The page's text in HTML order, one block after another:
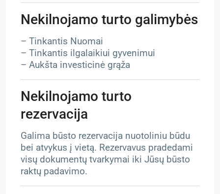
Nekilnojamo turto galimybės
– Tinkantis Nuomai
– Tinkantis ilgalaikiui gyvenimui
– Aukšta investicinė grąža
Nekilnojamo turto
rezervacija
Galima būsto rezervacija nuotoliniu būdu
bei atvykus į vietą. Rezervavus pradedami
visų dokumentų tvarkymai iki Jūsų būsto
raktų padavimo.